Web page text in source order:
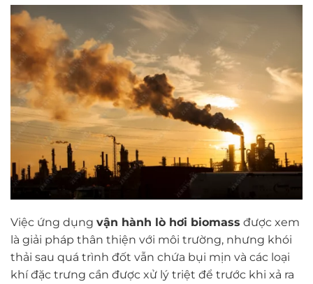
Việc ứng dụng vận hành lò hơi biomass được xem
là giải pháp thân thiện với môi trường, nhưng khói
thải sau quá trình đốt vẫn chứa bụi mịn và các loại
khí đặc trưng cần được xử lý triệt để trước khi xả ra